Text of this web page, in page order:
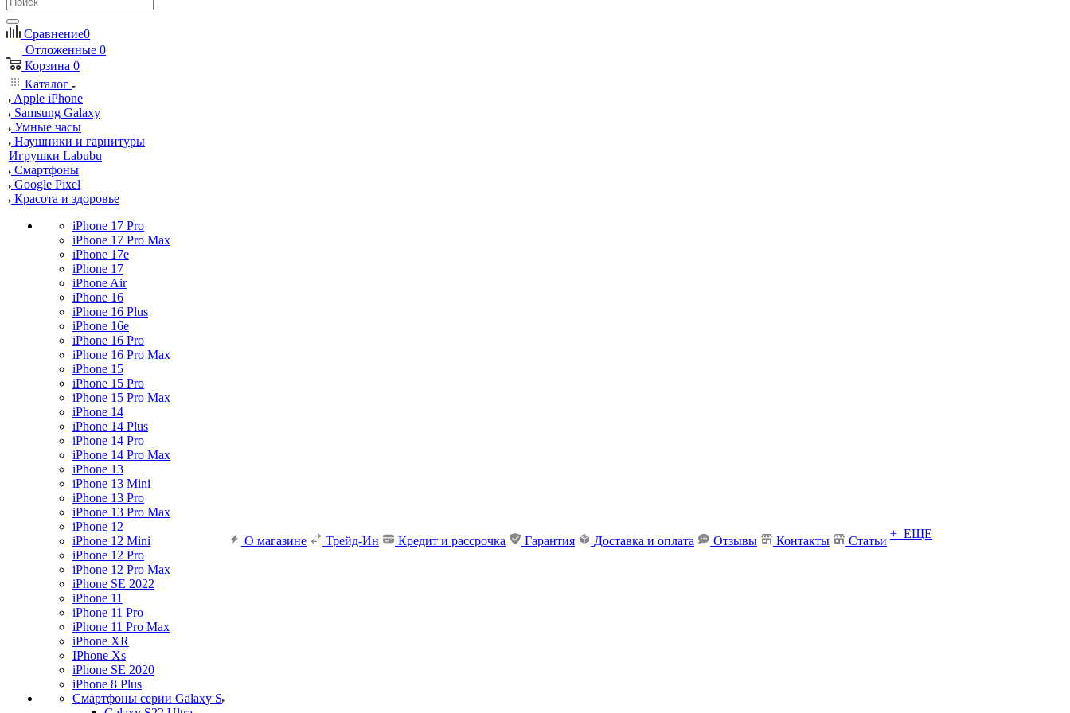
Сравнение0
Отложенные 0
Корзина 0
Каталог
Apple iPhone
Samsung Galaxy
Умные часы
Наушники и гарнитуры
Игрушки Labubu
Смартфоны
Google Pixel
Красота и здоровье
iPhone 17 Pro
iPhone 17 Pro Max
iPhone 17e
iPhone 17
iPhone Air
iPhone 16
iPhone 16 Plus
iPhone 16e
iPhone 16 Pro
iPhone 16 Pro Max
iPhone 15
iPhone 15 Pro
iPhone 15 Pro Max
iPhone 14
iPhone 14 Plus
iPhone 14 Pro
iPhone 14 Pro Max
iPhone 13
iPhone 13 Mini
iPhone 13 Pro
iPhone 13 Pro Max
iPhone 12
iPhone 12 Mini
iPhone 12 Pro
iPhone 12 Pro Max
iPhone SE 2022
iPhone 11
iPhone 11 Pro
iPhone 11 Pro Max
iPhone XR
IPhone Xs
iPhone SE 2020
iPhone 8 Plus
Смартфоны серии Galaxy S
О магазине Трейд-Ин Кредит и рассрочка Гарантия Доставка и оплата Отзывы Контакты Статьи
+ ЕЩЕ